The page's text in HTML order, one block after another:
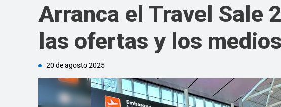
Arranca el Travel Sale
las ofertas y los
20 de agosto 2025